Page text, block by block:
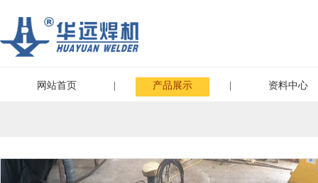
网站首页 产品展示 资料中心